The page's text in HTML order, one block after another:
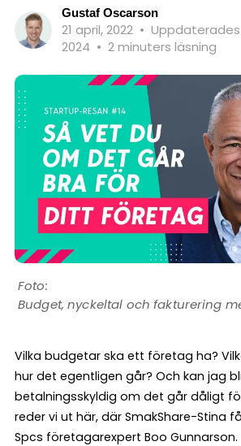
Gustaf Oscarson
21 april, 2022 •
2024 • 2 minuters läsning
Budget, nyckeltal och fakturering
Vilka budgetar ska ett företag ha?
hur det egentligen går? Och kan jag
betalningsskyldig om det går dåligt
reder vi ut här, där SmakShare-Stina
Spcs företagarexpert Boo Gunnarson.